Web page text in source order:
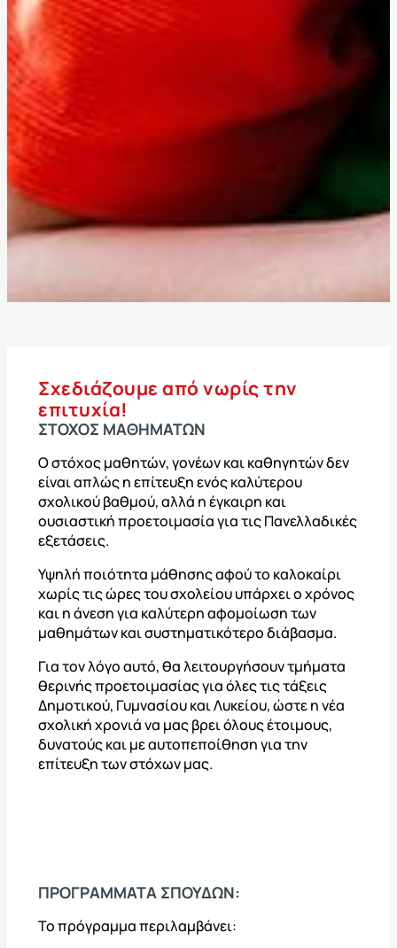
Σχεδιάζουμε από νωρίς την
επιτυχία!
ΣΤΟΧΟΣ ΜΑΘΗΜΑΤΩΝ
Ο στόχος μαθητών, γονέων και καθηγητών δεν
είναι απλώς η επίτευξη ενός καλύτερου
σχολικού βαθμού, αλλά η έγκαιρη και
ουσιαστική προετοιμασία για τις Πανελλαδικές
εξετάσεις.
Υψηλή ποιότητα μάθησης αφού το καλοκαίρι
χωρίς τις ώρες του σχολείου υπάρχει ο χρόνος
και η άνεση για καλύτερη αφομοίωση των
μαθημάτων και συστηματικότερο διάβασμα.
Για τον λόγο αυτό, θα λειτουργήσουν τμήματα
θερινής προετοιμασίας για όλες τις τάξεις
Δημοτικού, Γυμνασίου και Λυκείου, ώστε η νέα
σχολική χρονιά να μας βρει όλους έτοιμους,
δυνατούς και με αυτοπεποίθηση για την
επίτευξη των στόχων μας.
ΠΡΟΓΡΑΜΜΑΤΑ ΣΠΟΥΔΩΝ:
Το πρόγραμμα περιλαμβάνει: